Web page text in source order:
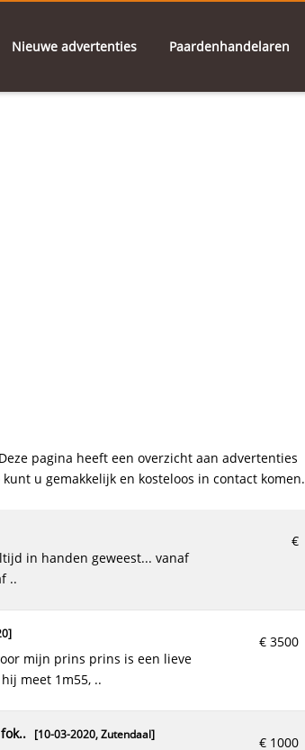
Nieuwe advertenties Paardenhandelaren
pagina heeft een overzicht aan advertenties
u gemakkelijk en kosteloos in contact komen.
€
..
€ 3500
meet 1m55, ..
€ 1000
[10-03-2020, Zutendaal]